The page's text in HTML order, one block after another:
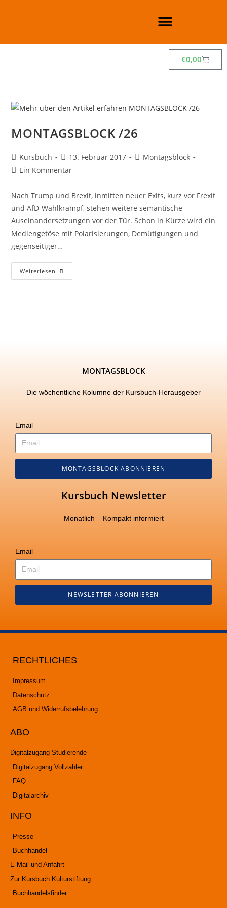
€0,00
MONTAGSBLOCK /26
Kursbuch 13. Februar 2017
Montagsblock
Ein Kommentar
Nach Trump und Brexit, inmitten neuer Exits, kurz vor Frexit
und AfD-Wahlkrampf, stehen weitere semantische
Auseinandersetzungen vor der Tür. Schon in Kürze wird ein
Mediengetöse mit Polarisierungen, Demütigungen und
gegenseitiger…
Weiterlesen
MONTAGSBLOCK
Die wöchentliche Kolumne der Kursbuch-Herausgeber
Email
MONTAGSBLOCK ABONNIEREN
Kursbuch Newsletter
Monatlich – Kompakt informiert
Email
NEWSLETTER ABONNIEREN
RECHTLICHES
Impressum
Datenschutz
AGB und Widerrufsbelehrung
ABO
Digitalzugang Studierende
Digitalzugang Vollzahler
FAQ
Digitalarchiv
INFO
Presse
Buchhandel
E-Mail und Anfahrt
Zur Kursbuch Kulturstiftung
Buchhandelsfinder